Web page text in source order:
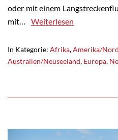
oder mit einem
mit…
Weiterlesen
In Kategorie: Afrika,Amerika/Nord
Australien/Neuseeland, Europa,